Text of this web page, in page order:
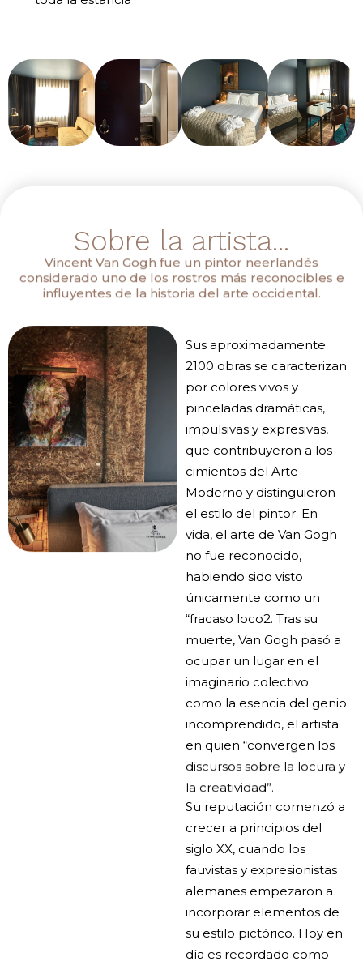
Sobre la artista...
Vincent Van Gogh fue un pintor neerlandés
considerado uno de los rostros más reconocibles e
influyentes de la historia del arte occidental.
Sus aproximadamente
2100 obras se caracterizan
por colores vivos y
pinceladas dramáticas,
impulsivas y expresivas,
que contribuyeron a los
cimientos del Arte
Moderno y distinguieron
el estilo del pintor. En
vida, el arte de Van Gogh
no fue reconocido,
habiendo sido visto
únicamente como un
“fracaso loco2. Tras su
muerte, Van Gogh pasó a
ocupar un lugar en el
imaginario colectivo
como la esencia del genio
incomprendido, el artista
en quien “convergen los
discursos sobre la locura y
la creatividad”.
Su reputación comenzó a
crecer a principios del
siglo XX, cuando los
fauvistas y expresionistas
alemanes empezaron a
incorporar elementos de
su estilo pictórico. Hoy en
día es recordado como